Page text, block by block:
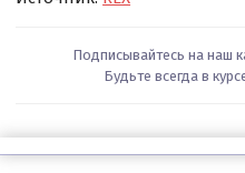
Подписывайтесь на наш
Будьте всегда в